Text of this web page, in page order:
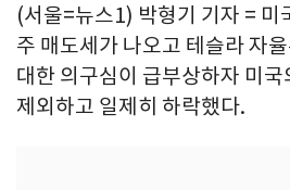
(서울=뉴스1) 박형기 기자 = 미
주 매도세가 나오고 테슬라 자
대한 의구심이 급부상하자 미
제외하고 일제히 하락했다.